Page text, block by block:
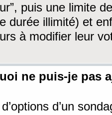
puis une limite
durée illimité) et
à modifier leur
ne puis-je pas
d’un